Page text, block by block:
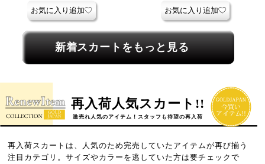
お気に入り追加 お気に入り追加
新着スカートをもっと見る
再入荷人気スカート!!
激売れ人気のアイテム！スタッフも待望の再入荷
再入荷スカートは、人気のため完売していたアイテムが再び揃う
注目カテゴリ。サイズやカラーを逃していた方は要チェックで